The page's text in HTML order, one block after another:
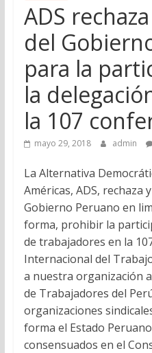
ADS
del
para la
la
la 107
mayo 29, 2018 admin
La Alternativa
Américas, ADS, rechaza
Gobierno Peruano en
forma, prohibir la
de trabajadores en la
Internacional del
a nuestra organización
de Trabajadores del
organizaciones
forma el Estado
consensuados en el